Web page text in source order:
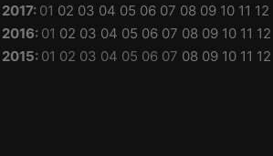
2017: 01 02 03 04 05 06 07 08 09 10 11 12
2016: 01 02 03 04 05 06 07 08 09 10 11 12
2015: 01 02 03 04 05 06 07 08 09 10 11 12